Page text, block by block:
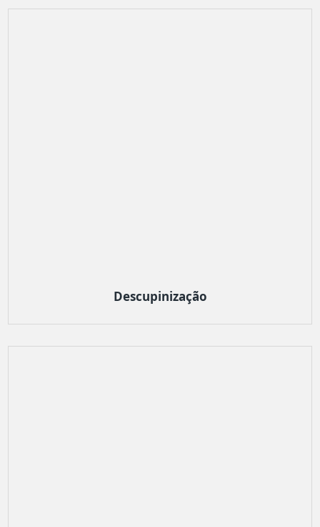
Descupinização